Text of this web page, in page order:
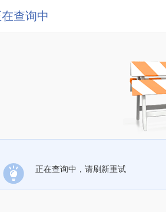
查询中
正在查询中，请刷新重试